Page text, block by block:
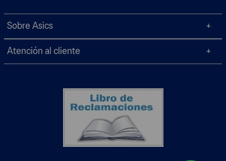
Sobre Asics
Atención al cliente